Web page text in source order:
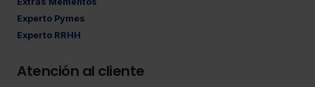
Experto Pymes
Experto RRHH
Atención al cliente